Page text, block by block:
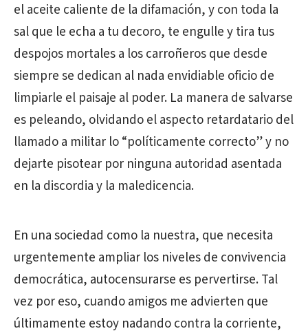
el aceite caliente de la difamación, y con toda la
sal que le echa a tu decoro, te engulle y tira tus
despojos mortales a los carroñeros que desde
siempre se dedican al nada envidiable oficio de
limpiarle el paisaje al poder. La manera de salvarse
es peleando, olvidando el aspecto retardatario del
llamado a militar lo “políticamente correcto” y no
dejarte pisotear por ninguna autoridad asentada
en la discordia y la maledicencia.
En una sociedad como la nuestra, que necesita
urgentemente ampliar los niveles de convivencia
democrática, autocensurarse es pervertirse. Tal
vez por eso, cuando amigos me advierten que
últimamente estoy nadando contra la corriente,